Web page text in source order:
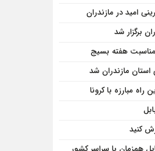
برگزار شد
هفته بسیج
استان مازندران شد
مبارزه با کرونا
کنید